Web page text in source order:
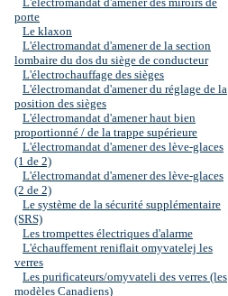
porte
Le klaxon
L'électromandat d'amener de la section
lombaire du dos du siège de conducteur
L'électrochauffage des sièges
L'électromandat d'amener du réglage de la
position des sièges
L'électromandat d'amener haut bien
proportionné / de la trappe supérieure
L'électromandat d'amener des lève-glaces
(1 de 2)
L'électromandat d'amener des lève-glaces
(2 de 2)
Le système de la sécurité supplémentaire
(SRS)
Les trompettes électriques d'alarme
L'échauffement reniflait omyvatelej les
verres
Les purificateurs/omyvateli des verres (les
modèles Canadiens)